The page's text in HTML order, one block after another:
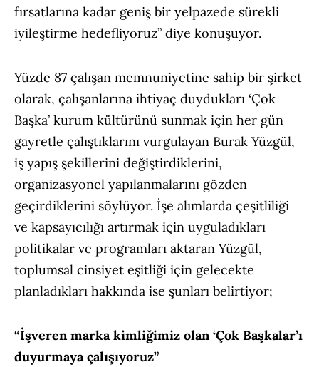
fırsatlarına kadar geniş bir yelpazede sürekli
iyileştirme hedefliyoruz” diye konuşuyor.
Yüzde 87 çalışan memnuniyetine sahip bir şirket
olarak, çalışanlarına ihtiyaç duydukları ‘Çok
Başka’ kurum kültürünü sunmak için her gün
gayretle çalıştıklarını vurgulayan Burak Yüzgül,
iş yapış şekillerini değiştirdiklerini,
organizasyonel yapılanmalarını gözden
geçirdiklerini söylüyor. İşe alımlarda çeşitliliği
ve kapsayıcılığı artırmak için uyguladıkları
politikalar ve programları aktaran Yüzgül,
toplumsal cinsiyet eşitliği için gelecekte
planladıkları hakkında ise şunları belirtiyor;
“İşveren marka kimliğimiz olan ‘Çok Başkalar’ı
duyurmaya çalışıyoruz”